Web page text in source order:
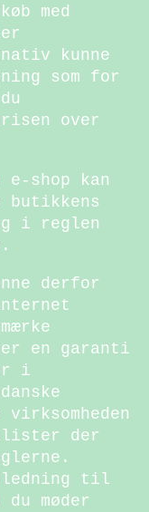
med
kunne
som for
over
e-shop kan
i reglen
derfor
en garanti
i
der
til
møder